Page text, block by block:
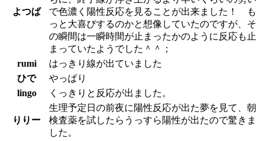
よつば
で色濃く陽性反応を見ることが出来ました！ も
っと大喜びするのかと想像していたのですが、そ
の瞬間は一瞬時間が止まったかのように反応も止
まっていたようでした＾＾；
rumi
はっきり線が出ていました
ひで
やっぱり
lingo
くっきりと反応が出ました。
りりー
生理予定日の前夜に陽性反応が出た夢を見て、朝
検査薬を試したらうっすら陽性が出たので驚きま
した。